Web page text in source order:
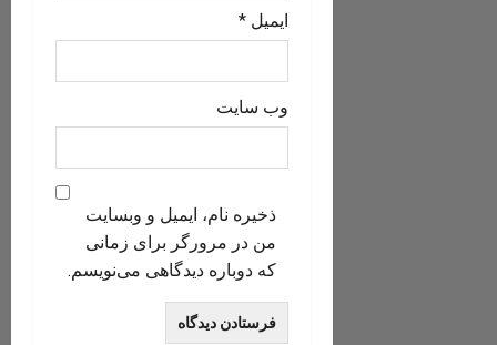
ایمیل*
وب‌ سایت
ذخیره نام، ایمیل و وبسایت
من در مرورگر برای زمانی
که دوباره دیدگاهی می‌نویسم.